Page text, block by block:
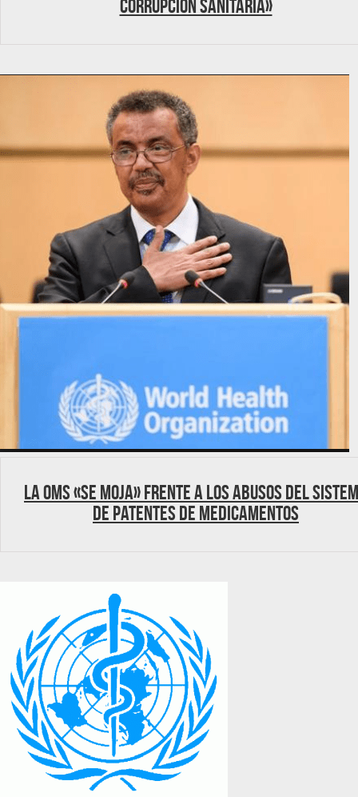
corrupción sanitaria»
La OMS «se moja» frente a los abusos del
de patentes de medicamentos